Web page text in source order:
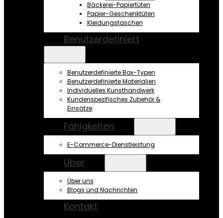
Bäckerei-Papiertüten
Papier-Geschenktüten
Kleidungstaschen
Benutzerdefiniert
Benutzerdefinierte Box-Typen
Benutzerdefinierte Materialien
Individuelles Kunsthandwerk
Kundenspezifisches Zubehör &
Einsätze
Fähigkeiten
E-Commerce-Dienstleistung
Über
Über uns
Blogs und Nachrichten
Kontakt